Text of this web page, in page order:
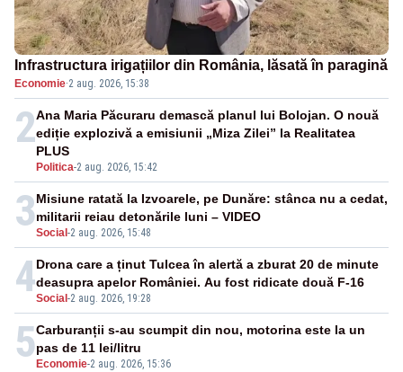
Infrastructura irigațiilor din România, lăsată în paragină
Economie·2 aug. 2026, 15:38
2
Politica-2 aug. 2026, 15:42
Ana Maria Păcuraru demască planul lui Bolojan. O nouă
ediție explozivă a emisiunii „Miza Zilei” la Realitatea
PLUS
3Social -2 aug. 2026, 15:48
Misiune ratată la Izvoarele, pe Dunăre: stânca nu a cedat,
militarii reiau detonările luni – VIDEO
4Social -2 aug. 2026, 19:28
Drona care a ținut Tulcea în alertă a zburat 20 de minute
deasupra apelor României. Au fost ridicate două F-16
5 Economie-2 aug. 2026, 15:36
Carburanții s-au scumpit din nou, motorina este la un
pas de 11 lei/litru